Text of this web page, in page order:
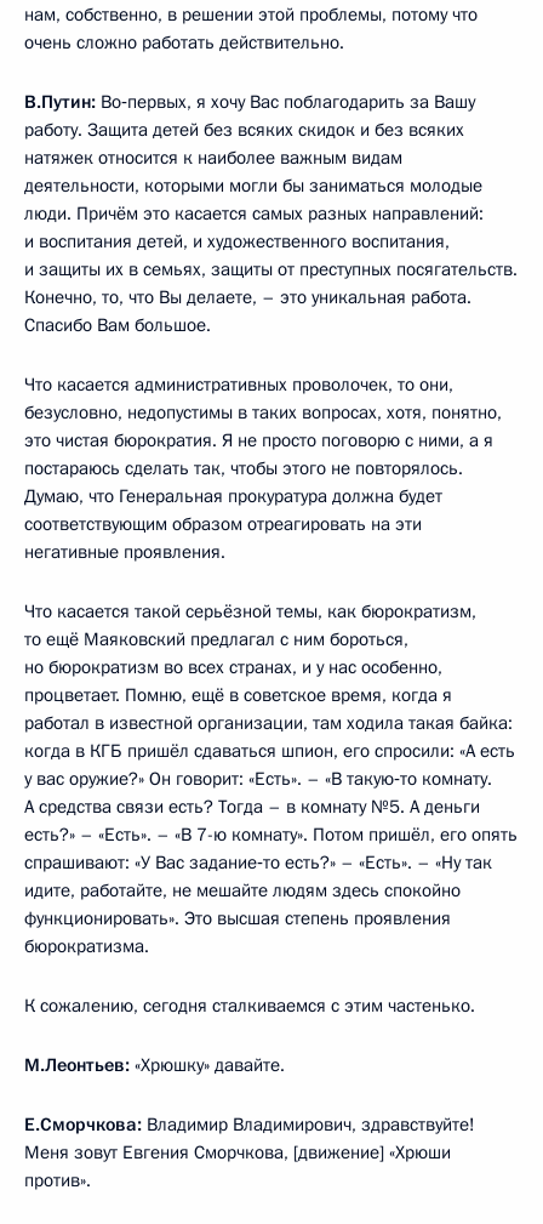
нам, собственно, в решении этой проблемы, потому что
очень сложно работать действительно.
В.Путин: Во‑первых, я хочу Вас поблагодарить за Вашу
работу. Защита детей без всяких скидок и без всяких
натяжек относится к наиболее важным видам
деятельности, которыми могли бы заниматься молодые
люди. Причём это касается самых разных направлений:
и воспитания детей, и художественного воспитания,
и защиты их в семьях, защиты от преступных посягательств.
Конечно, то, что Вы делаете, – это уникальная работа.
Спасибо Вам большое.
Что касается административных проволочек, то они,
безусловно, недопустимы в таких вопросах, хотя, понятно,
это чистая бюрократия. Я не просто поговорю с ними, а я
постараюсь сделать так, чтобы этого не повторялось.
Думаю, что Генеральная прокуратура должна будет
соответствующим образом отреагировать на эти
негативные проявления.
Что касается такой серьёзной темы, как бюрократизм,
то ещё Маяковский предлагал с ним бороться,
но бюрократизм во всех странах, и у нас особенно,
процветает. Помню, ещё в советское время, когда я
работал в известной организации, там ходила такая байка:
когда в КГБ пришёл сдаваться шпион, его спросили: «А есть
у вас оружие?» Он говорит: «Есть». – «В такую‑то комнату.
А средства связи есть? Тогда – в комнату №5. А деньги
есть?» – «Есть». – «В 7-ю комнату». Потом пришёл, его опять
спрашивают: «У Вас задание‑то есть?» – «Есть». – «Ну так
идите, работайте, не мешайте людям здесь спокойно
функционировать». Это высшая степень проявления
бюрократизма.
К сожалению, сегодня сталкиваемся с этим частенько.
М.Леонтьев: «Хрюшку» давайте.
Е.Сморчкова: Владимир Владимирович, здравствуйте!
Меня зовут Евгения Сморчкова, [движение] «Хрюши
против».